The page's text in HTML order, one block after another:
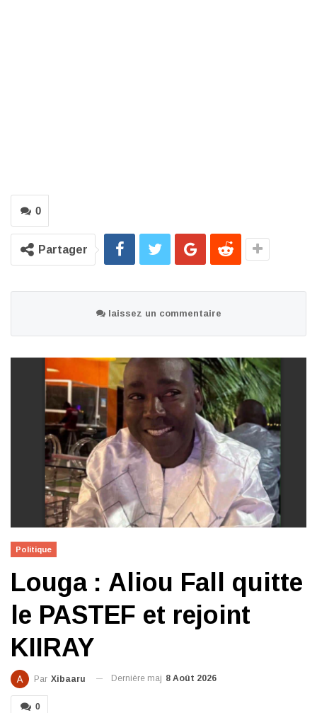
0
Partager
laissez un commentaire
Politique
Louga : Aliou Fall quitte
le PASTEF et rejoint
KIIRAY
Par Xibaaru Dernière maj 8 Août 2026
0